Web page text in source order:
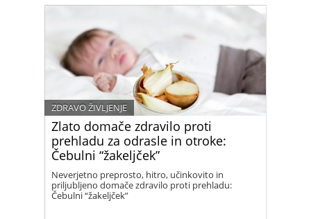
Zlato domače zdravilo proti
prehladu za odrasle in otroke:
Čebulni “žakeljček”
ZDRAVO ŽIVLJENJE
Neverjetno preprosto, hitro, učinkovito in
priljubljeno domače zdravilo proti prehladu:
Čebulni “žakeljček”